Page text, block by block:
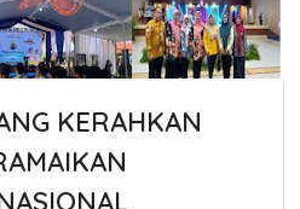
KERAHKAN